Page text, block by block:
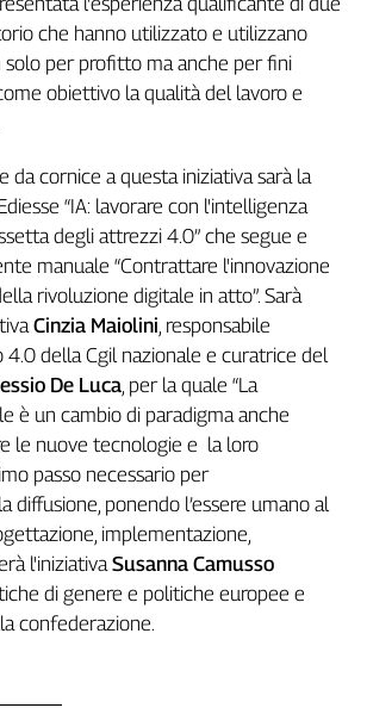
che hanno utilizzato e utilizzano
solo per profitto ma anche per fini
obiettivo la qualità del lavoro e
da cornice a questa iniziativa sarà la
“IA: lavorare con l'intelligenza
degli attrezzi 4.0” che segue e
manuale “Contrattare l'innovazione
rivoluzione digitale in atto”. Sarà
Cinzia Maiolini, responsabile
4.0 della Cgil nazionale e curatrice del
De Luca, per la quale “La
è un cambio di paradigma anche
le nuove tecnologie e la loro
passo necessario per
diffusione, ponendo l’essere umano al
implementazione,
l'iniziativaSusanna Camusso
di genere e politiche europee e
confederazione.